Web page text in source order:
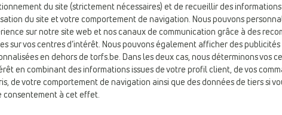
du site (strictement nécessaires) et de recueillir des
du site et votre comportement de navigation. Nous pouvons
sur notre site web et nos canaux de communication grâce à des
sur vos centres d’intérêt. Nous pouvons également afficher des publicités
en dehors de torfs.be. Dans les deux cas, nous déterminons vos
en combinant des informations issues de votre profil client, de vos
de votre comportement de navigation ainsi que des données de tiers si
consentement à cet effet.